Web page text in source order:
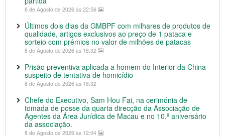
8 de Agosto de 2026 às 22:56
Últimos dois dias da GMBPF com milhares de produtos de
qualidade, artigos exclusivos ao preço de 1 pataca e
sorteio com prémios no valor de milhões de patacas
8 de Agosto de 2026 às 18:32
Prisão preventiva aplicada a homem do Interior da China
suspeito de tentativa de homicídio
8 de Agosto de 2026 às 18:32
Chefe do Executivo, Sam Hou Fai, na cerimónia de
tomada de posse da quarta direcção da Associação de
Agentes da Área Jurídica de Macau e no 10.º aniversário
da associação.
8 de Agosto de 2026 às 12:04